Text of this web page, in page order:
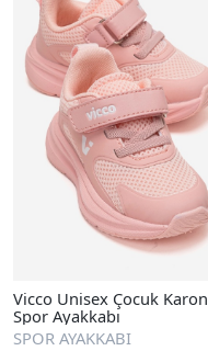
Vicco Unisex Çocuk Karon
Spor Ayakkabı
SPOR AYAKKABI